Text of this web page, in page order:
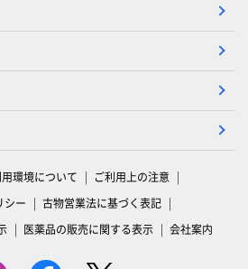
用環境について
ご利用上の注意
シー
古物営業法に基づく表記
医薬品の販売に関する表示 会社案内